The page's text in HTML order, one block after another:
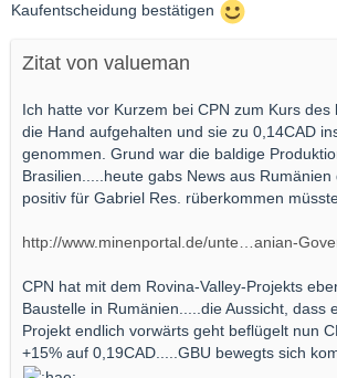
Kaufentscheidung bestätigen
Zitat von valueman
Ich hatte vor Kurzem bei CPN zum Kurs des
die Hand aufgehalten und sie zu 0,14CAD
genommen. Grund war die baldige
Brasilien.....heute gabs News aus
positiv für Gabriel Res. rüberkommen
http://www.minenportal.de/unte…anian-
CPN hat mit dem Rovina-Valley-Projekts
Baustelle in Rumänien.....die Aussicht, dass
Projekt endlich vorwärts geht beflügelt nun
+15% auf 0,19CAD.....GBU bewegts sich